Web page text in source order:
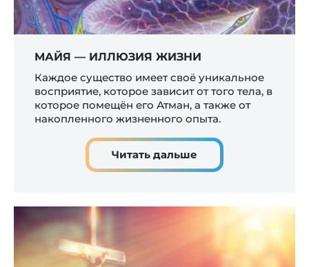
МАЙЯ — ИЛЛЮЗИЯ ЖИЗНИ
Каждое существо имеет своё уникальное
восприятие, которое зависит от того тела, в
которое помещён его Атман, а также от
накопленного жизненного опыта.
Читать дальше